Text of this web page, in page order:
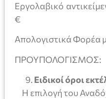
Εργολαβικό
€
Απολογιστικά
Ειδικοί όροι
Η επιλογή του